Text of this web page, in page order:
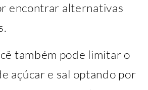
encontrar alternativas
também pode limitar o
açúcar e sal optando por